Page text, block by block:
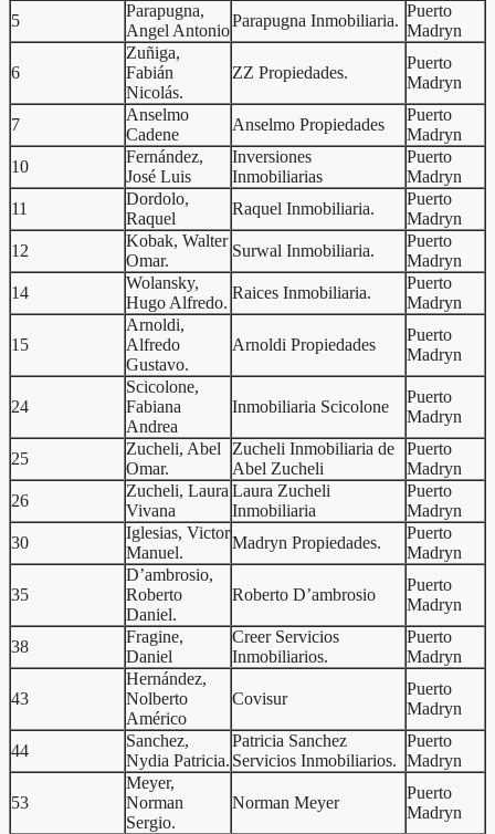
5
Parapugna,
Angel Antonio
Parapugna Inmobiliaria.
Puerto
Madryn
6
Zuñiga,
Fabián
Nicolás.
ZZ Propiedades.
Puerto
Madryn
7
Anselmo
Cadene
Anselmo Propiedades
Puerto
Madryn
10
Fernández,
José Luis
Inversiones
Inmobiliarias
Puerto
Madryn
11
Dordolo,
Raquel
Raquel Inmobiliaria.
Puerto
Madryn
12
Kobak, Walter
Omar.
Surwal Inmobiliaria.
Puerto
Madryn
14
Wolansky,
Hugo Alfredo.
Raices Inmobiliaria.
Puerto
Madryn
15
Arnoldi,
Alfredo
Gustavo.
Arnoldi Propiedades
Puerto
Madryn
24
Scicolone,
Fabiana
Andrea
Inmobiliaria Scicolone
Puerto
Madryn
25
Zucheli, Abel
Omar.
Zucheli Inmobiliaria de
Abel Zucheli
Puerto
Madryn
26
Zucheli, Laura
Vivana
Laura Zucheli
Inmobiliaria
Puerto
Madryn
30
Iglesias, Victor
Manuel.
Madryn Propiedades.
Puerto
Madryn
35
D’ambrosio,
Roberto
Daniel.
Roberto D’ambrosio
Puerto
Madryn
38
Fragine,
Daniel
Creer Servicios
Inmobiliarios.
Puerto
Madryn
43
Hernández,
Nolberto
Américo
Covisur
Puerto
Madryn
44
Sanchez,
Nydia Patricia.
Patricia Sanchez
Servicios Inmobiliarios.
Puerto
Madryn
53
Meyer,
Norman
Sergio.
Norman Meyer
Puerto
Madryn